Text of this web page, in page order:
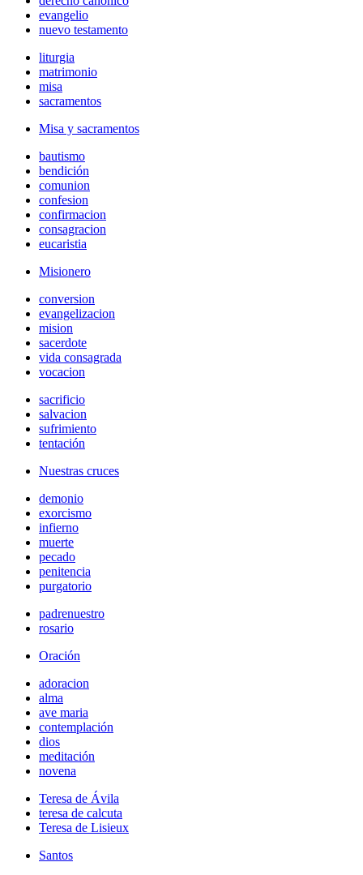
evangelio
nuevo testamento
liturgia
matrimonio
misa
sacramentos
Misa y sacramentos
bautismo
bendición
comunion
confesion
confirmacion
consagracion
eucaristia
Misionero
conversion
evangelizacion
mision
sacerdote
vida consagrada
vocacion
sacrificio
salvacion
sufrimiento
tentación
Nuestras cruces
demonio
exorcismo
infierno
muerte
pecado
penitencia
purgatorio
padrenuestro
rosario
Oración
adoracion
alma
ave maria
contemplación
dios
meditación
novena
Teresa de Ávila
teresa de calcuta
Teresa de Lisieux
Santos